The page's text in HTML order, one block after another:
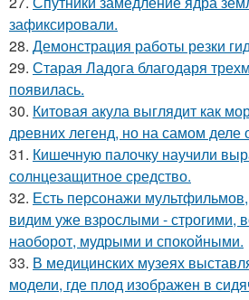
зафиксировали.
28. Демонстрация работы резки
29. Старая Ладога благодаря
появилась.
30. Китовая акула выглядит как
древних легенд, но на самом деле
31. Кишечную палочку научили
солнцезащитное средство.
32. Есть персонажи
видим уже взрослыми - строгими,
наоборот, мудрыми и спокойными.
33. В медицинских музеях
модели, где плод изображен в